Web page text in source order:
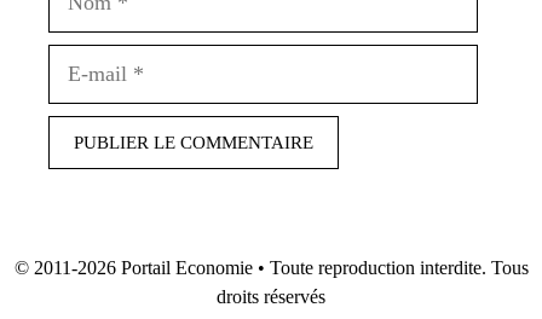
© 2011-2026 Portail Economie• Toute reproduction interdite. Tous
droits réservés